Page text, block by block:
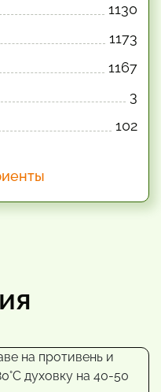
1130
1173
1167
3
102